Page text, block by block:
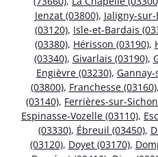
Jenzat (03800), Jaligny-
(03120), Isle-et-Bardais
(03380), Hérisson (03190),
(03340), Givarlais (03190),
Engièvre (03230),
(03800), Franchesse (03160),
(03140), Ferrières-sur-
Espinasse-Vozelle (03110),
(03330), Ébreuil (03450),
(03120), Doyet (03170),